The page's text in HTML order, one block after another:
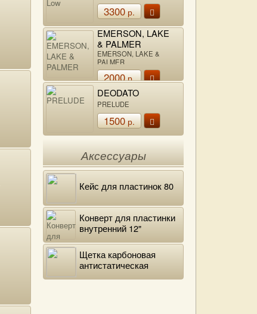
3300р.
EMERSON, LAKE
& PALMER
EMERSON, LAKE &
PALMER
2000р.
DEODATO
PRELUDE
1500р.
Аксессуары
Кейс для пластинок 80
Конверт для пластинки
внутренний 12"
Щетка карбоновая
антистатическая